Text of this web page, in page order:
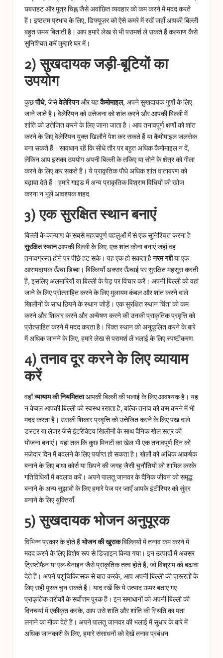
घबराहट और मूत्र चिह्न जैसे अवांछित व्यवहार को कम करने में मदद करते
हैं। इष्टतम प्रभाव के लिए, डिफ्यूज़र को ऐसे कमरे में रखें जहाँ आपकी बिल्ली
बहुत समय बिताती है। आप हमारे लेख से भी परामर्श ले सकते हैंकल्याण कैसे
सुनिश्चित करेंतुम्हारे घर में।
2) सुखदायक जड़ी-बूटियों का
उपयोग
कुछपौधे, जैसेवेलेरियनऔर यहकैमोमाइल, अपने सुखदायक गुणों के लिए
जाने जाते हैं। वेलेरियन को उत्तेजना को शांत करने और आपकी बिल्ली में
शांति को उत्तेजित करने के लिए जाना जाता है। आप तनावपूर्ण क्षणों को शांत
करने के लिए वेलेरियन युक्त खिलौने पेश कर सकते हैं या कैमोमाइल जलसेक
बना सकते हैं। सावधान रहें कि सीधे तौर पर बहुत अधिक कैमोमाइल न दें,
लेकिन आप इसका उपयोग अपनी बिल्ली के तकिए या सोने के क्षेत्र को गीला
करने के लिए कर सकते हैं। ये प्राकृतिक पौधे अधिक शांत वातावरण को
बढ़ावा देते हैं। हमारे गाइड में अन्य प्राकृतिक विश्राम विधियों की खोज
करना न भूलेंआवश्यक शहद.
3) एक सुरक्षित स्थान बनाएं
बिल्ली के कल्याण के सबसे महत्वपूर्ण पहलुओं में से एक सुनिश्चित करना है
सुरक्षित स्थानआपकी बिल्ली के लिए. एक शांत कोना बनाएं जहां वह
तनावग्रस्त होने पर पीछे हट सके। यह एक हो सकता हैनरम गद्दीया एक
आरामदायक ऊँचा डिब्बा। बिल्लियाँ अक्सर ऊँचाई पर सुरक्षित महसूस करती
हैं, इसलिए अलमारियों या बिल्ली के पेड़ पर विचार करें। अपनी बिल्ली को वहां
जाने के लिए प्रोत्साहित करने के लिए मुलायम कंबल और शांत करने वाले
खिलौनों के साथ छिपने के स्थान जोड़ें। एक सुरक्षित स्थान चिंता को कम
करने और शिकार करने और अन्वेषण करने की उनकी प्राकृतिक प्रवृत्ति को
प्रोत्साहित करने में मदद करता है। रिक्त स्थान को अनुकूलित करने के बारे
में अधिक जानने के लिए, हमारे लेख से परामर्श लेंभलाई के लिए स्पष्टीकरण.
4) तनाव दूर करने के लिए व्यायाम
करें
वहाँव्यायाम की नियमितताआपकी बिल्ली की भलाई के लिए आवश्यक है। यह
न केवल आपकी बिल्ली को स्वस्थ रखता है, बल्कि तनाव को कम करने में भी
मदद करता है। उसकी शिकार प्रवृत्ति को उत्तेजित करने के लिए पंख वाले
डस्टर या लेजर जैसे इंटरैक्टिव खिलौनों के साथ दैनिक खेल सत्र की
योजना बनाएं। यहां तक ​​कि कुछ मिनटों का खेल भी एक तनावपूर्ण दिन को
मज़ेदार दिन में बदलने के लिए पर्याप्त हो सकता है। खेलों को अधिक आकर्षक
बनाने के लिए बाधा कोर्स या छिपने की जगह जैसी चुनौतियों को शामिल करके
गतिविधियों में बदलाव करें। अपने पालतू जानवर के दैनिक जीवन को समृद्ध
बनाने के अन्य सुझावों के लिए हमारे पेज पर जाएँआपके इंटीरियर को सुंदर
बनाने के लिए युक्तियाँ.
5) सुखदायक भोजन अनुपूरक
विभिन्न प्रकार के होते हैंभोजन की खुराकबिल्लियों में तनाव कम करने में
मदद करने के लिए विशेष रूप से डिज़ाइन किया गया। इन उत्पादों में अक्सर
ट्रिप्टोफैन या एल-थेनाइन जैसे प्राकृतिक तत्व होते हैं, जो विश्राम को बढ़ावा
देते हैं। अपने पशुचिकित्सक से बात करके, आप अपनी बिल्ली की ज़रूरतों के
लिए सही पूरक चुन सकते हैं। याद रखें कि ये उत्पाद ऊपर बताए गए
प्राकृतिक तरीकों के सर्वोत्तम पूरक हैं। इन समाधानों को अपनी बिल्ली की
दिनचर्या में एकीकृत करके, आप उसे शांति और शांति की स्थिति का पता
लगाने का मौका देते हैं। अपने पालतू जानवर की भलाई में सुधार के बारे में
अधिक जानकारी के लिए, हमारे संसाधनों को देखेंतनाव प्रबंधन.